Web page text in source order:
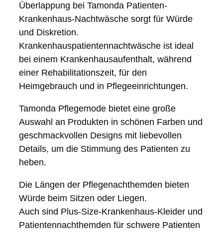
Überlappung bei Tamonda Patienten-
Krankenhaus-Nachtwäsche sorgt für Würde
und Diskretion.
Krankenhauspatientennachtwäsche ist ideal
bei einem Krankenhausaufenthalt, während
einer Rehabilitationszeit, für den
Heimgebrauch und in Pflegeeinrichtungen.
Tamonda Pflegemode bietet eine große
Auswahl an Produkten in schönen Farben und
geschmackvollen Designs mit liebevollen
Details, um die Stimmung des Patienten zu
heben.
Die Längen der Pflegenachthemden bieten
Würde beim Sitzen oder Liegen.
Auch sind Plus-Size-Krankenhaus-Kleider und
Patientennachthemden für schwere Patienten